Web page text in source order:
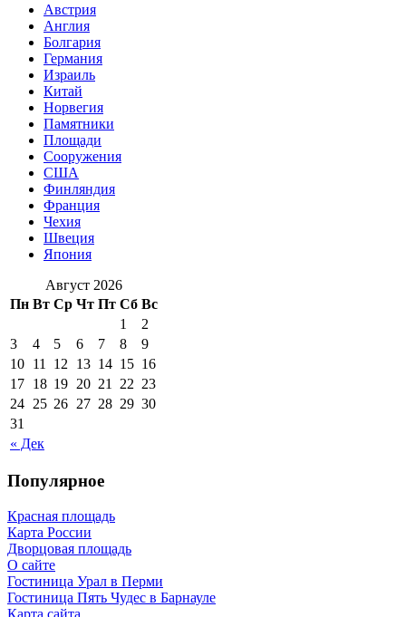
Австрия
Англия
Болгария
Германия
Израиль
Китай
Норвегия
Памятники
Площади
Сооружения
США
Финляндия
Франция
Чехия
Швеция
Япония
Август 2026
Пн Вт Ср Чт Пт Сб Вс
« Дек
1
2
3
4 5 6 7 8
9
10 11 12 13 14 15 16
17 18 19 20 21 22 23
24 25 26 27 28 29 30
31
Популярное
Красная площадь
Карта России
Дворцовая площадь
О сайте
Гостиница Урал в Перми
Гостиница Пять Чудес в Барнауле